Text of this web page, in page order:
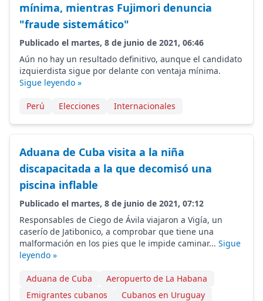
mínima, mientras Fujimori denuncia
"fraude sistemático"
Publicado el martes, 8 de junio de 2021, 06:46
Aún no hay un resultado definitivo, aunque el candidato
izquierdista sigue por delante con ventaja mínima.
Sigue leyendo »
Perú Elecciones Internacionales
Aduana de Cuba visita a la niña
discapacitada a la que decomisó una
piscina inflable
Publicado el martes, 8 de junio de 2021, 07:12
Responsables de Ciego de Ávila viajaron a Vigía, un
caserío de Jatibonico, a comprobar que tiene una
malformación en los pies que le impide caminar... Sigue
leyendo »
Aduana de Cuba
Aeropuerto de La Habana
Emigrantes cubanos
Cubanos en Uruguay